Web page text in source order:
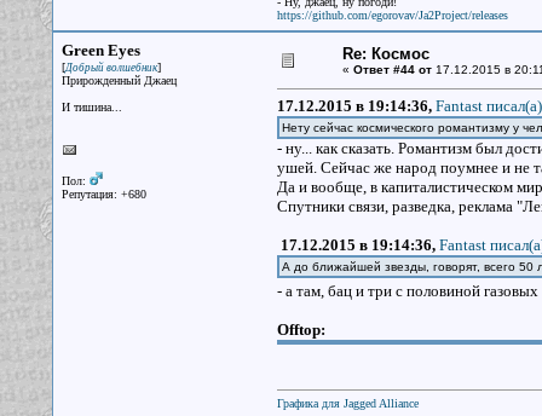
https://github.com/egorovav/Ja2Project/releases
Green Eyes
[Добрый волшебник]
Прирожденный Джаец
И тишина...
Пол:
Репутация: +680
Re: Космос
« Ответ #44 от17.12.2015 в
17.12.2015 в 19:14:36, Fantast писал(a)
Нету сейчас космического романтизму у
- ну... как сказать. Романтизм был
ушей. Сейчас же народ поумнее и не
Да и вообще, в капиталистическом
Спутники связи, разведка, реклама
17.12.2015 в 19:14:36, Fantast
А до ближайшей звезды, говорят, всего 50
- а там, бац и три с половиной
Offtop:
Графика для Jagged Alliance